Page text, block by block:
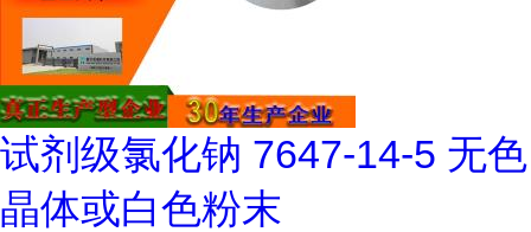
试剂级氯化钠 7647-14-5 无色
晶体或白色粉末